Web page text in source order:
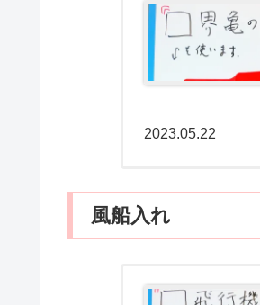
2023.05.22
風船入れ